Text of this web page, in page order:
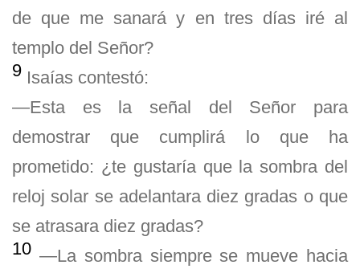
de que me sanará y en tres días iré al
templo del Señor?
9 Isaías contestó:
—Esta es la señal del Señor para
demostrar que cumplirá lo que ha
prometido: ¿te gustaría que la sombra del
reloj solar se adelantara diez gradas o que
se atrasara diez gradas?
10 —La sombra siempre se mueve hacia